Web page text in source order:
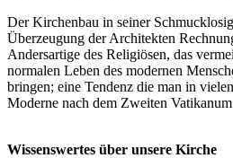
Der Kirchenbau in seiner
Überzeugung der Architekten
Andersartige des Religiösen, das
normalen Leben des modernen
bringen; eine Tendenz die man in
Moderne nach dem Zweiten
Wissenswertes über unsere Kirche